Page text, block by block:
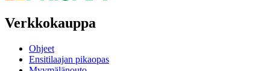
Verkkokauppa
Ohjeet
Ensitilaajan pikaopas